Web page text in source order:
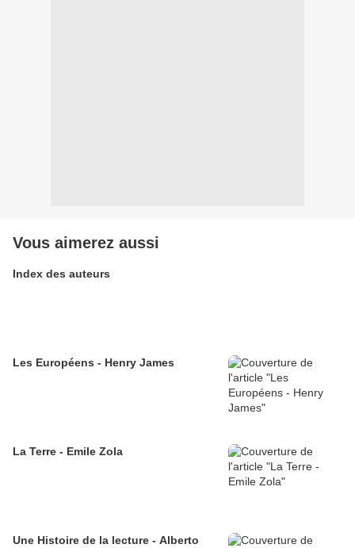
Vous aimerez aussi
Index des auteurs
Les Européens - Henry James
La Terre - Emile Zola
Une Histoire de la lecture - Alberto